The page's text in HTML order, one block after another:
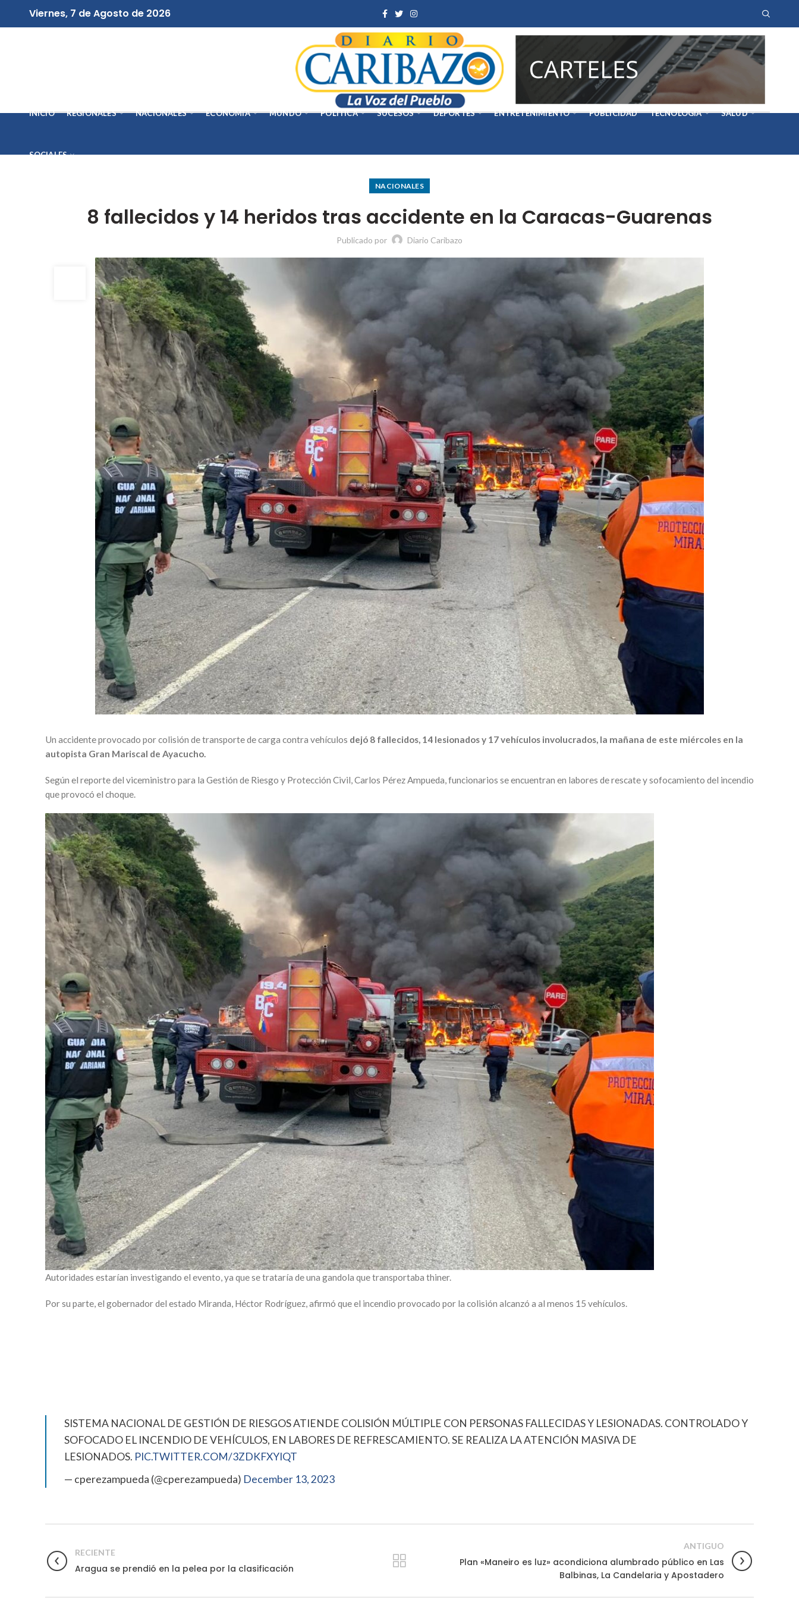
Viernes, 7 de Agosto de 2026
INICIO REGIONALES NACIONALES ECONOMÍA MUNDO POLÍTICA SUCESOS DEPORTES ENTRETENIMIENTO PUBLICIDAD TECNOLOGÍA SALUD
SOCIALES
NACIONALES
8 fallecidos y 14 heridos tras accidente en la Caracas-Guarenas
Publicado por Diario Caribazo
Un accidente provocado por colisión de transporte de carga contra vehículos dejó 8 fallecidos, 14 lesionados y 17 vehículos involucrados, la mañana de este miércoles en la
autopista Gran Mariscal de Ayacucho.
Según el reporte del viceministro para la Gestión de Riesgo y Protección Civil, Carlos Pérez Ampueda, funcionarios se encuentran en labores de rescate y sofocamiento del incendio
que provocó el choque.
Autoridades estarían investigando el evento, ya que se trataría de una gandola que transportaba thiner.
Por su parte, el gobernador del estado Miranda, Héctor Rodríguez, afirmó que el incendio provocado por la colisión alcanzó a al menos 15 vehículos.
SISTEMA NACIONAL DE GESTIÓN DE RIESGOS ATIENDE COLISIÓN MÚLTIPLE CON PERSONAS FALLECIDAS Y LESIONADAS. CONTROLADO Y
SOFOCADO EL INCENDIO DE VEHÍCULOS, EN LABORES DE REFRESCAMIENTO. SE REALIZA LA ATENCIÓN MASIVA DE
LESIONADOS. PIC.TWITTER.COM/3ZDKFXYIQT
— cperezampueda (@cperezampueda) December 13, 2023
RECIENTE
Aragua se prendió en la pelea por la clasificación
ANTIGUO
Plan «Maneiro es luz» acondiciona alumbrado público en Las
Balbinas, La Candelaria y Apostadero